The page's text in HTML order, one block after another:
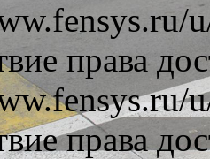
права
права